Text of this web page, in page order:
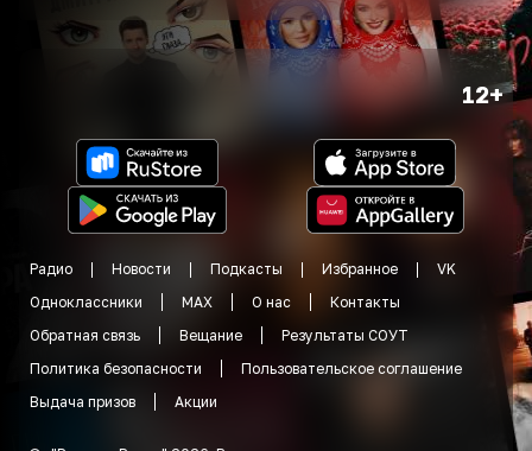
12+
Радио Новости Подкасты Избранное
VK
Одноклассники
MAX О нас
Контакты
Обратная связь
Вещание
Результаты СОУТ
Политика безопасности
Пользовательское соглашение
Выдача призов
Акции